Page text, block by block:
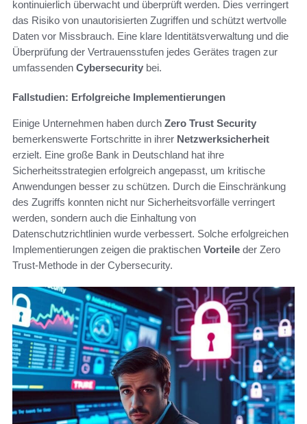
kontinuierlich überwacht und überprüft werden. Dies verringert
das Risiko von unautorisierten Zugriffen und schützt wertvolle
Daten vor Missbrauch. Eine klare Identitätsverwaltung und die
Überprüfung der Vertrauensstufen jedes Gerätes tragen zur
umfassenden Cybersecurity bei.
Fallstudien: Erfolgreiche Implementierungen
Einige Unternehmen haben durch Zero Trust Security
bemerkenswerte Fortschritte in ihrer Netzwerksicherheit
erzielt. Eine große Bank in Deutschland hat ihre
Sicherheitsstrategien erfolgreich angepasst, um kritische
Anwendungen besser zu schützen. Durch die Einschränkung
des Zugriffs konnten nicht nur Sicherheitsvorfälle verringert
werden, sondern auch die Einhaltung von
Datenschutzrichtlinien wurde verbessert. Solche erfolgreichen
Implementierungen zeigen die praktischen Vorteile der Zero
Trust-Methode in der Cybersecurity.